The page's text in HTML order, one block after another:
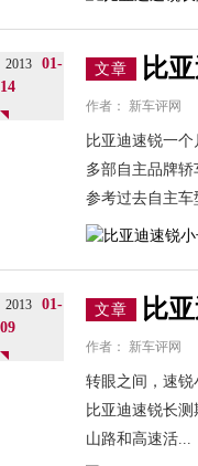
2013
01-
14
文章 比
作者： 新车评网
比亚迪速锐一
多部自主品牌
参考过去自主车
2013
01-
09
文章 比
作者： 新车评网
转眼之间，速
比亚迪速锐长
山路和高速活...